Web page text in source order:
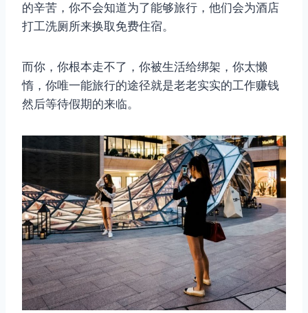
的辛苦，你不会知道为了能够旅行，他们会为酒店
打工洗厕所来换取免费住宿。
而你，你根本走不了，你被生活给绑架，你太懒
惰，你唯一能旅行的途径就是老老实实的工作赚钱
然后等待假期的来临。